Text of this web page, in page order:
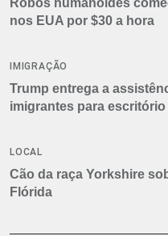
Robôs humanoides
nos EUA por $30 a hora
IMIGRAÇÃO
Trump entrega a
imigrantes para
LOCAL
Cão da raça Yorkshire
Flórida